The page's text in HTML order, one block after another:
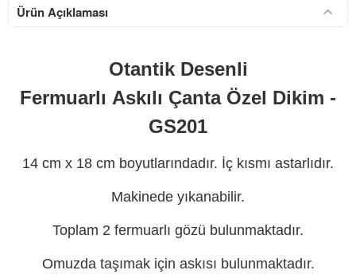
Ürün Açıklaması
Otantik Desenli
Fermuarlı Askılı Çanta Özel Dikim -
GS201
14 cm x 18 cm boyutlarındadır. İç kısmı astarlıdır.
Makinede yıkanabilir.
Toplam 2 fermuarlı gözü bulunmaktadır.
Omuzda taşımak için askısı bulunmaktadır.